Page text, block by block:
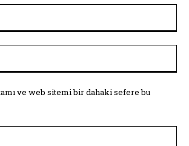
ve web sitemi bir dahaki sefere bu